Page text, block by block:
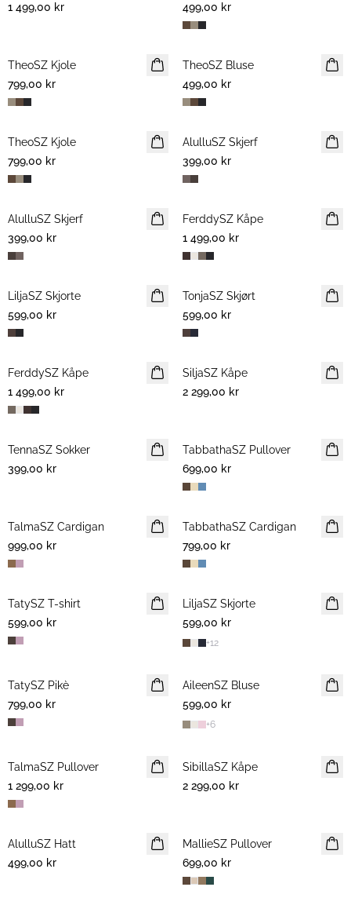
1 499,00 kr
499,00 kr
NYHET
TheoSZ Kjole
799,00 kr
NYHET
TheoSZ Bluse
499,00 kr
NYHET
TheoSZ Kjole
799,00 kr
NYHET
AlulluSZ Skjerf
399,00 kr
NYHET
AlulluSZ Skjerf
399,00 kr
NYHET
FerddySZ Kåpe
1 499,00 kr
NYHET
LiljaSZ Skjorte
599,00 kr
NYHET
TonjaSZ Skjørt
599,00 kr
NYHET
FerddySZ Kåpe
1 499,00 kr
NYHET
SiljaSZ Kåpe
2 299,00 kr
NYHET
TennaSZ Sokker
399,00 kr
NYHET
TabbathaSZ Pullover
699,00 kr
NYHET
TalmaSZ Cardigan
999,00 kr
NYHET
TabbathaSZ Cardigan
799,00 kr
NYHET
TatySZ T-shirt
599,00 kr
NYHET
LiljaSZ Skjorte
599,00 kr
+12
NYHET
TatySZ Pikè
799,00 kr
NYHET
AileenSZ Bluse
599,00 kr
+6
NYHET
TalmaSZ Pullover
1 299,00 kr
NYHET
SibillaSZ Kåpe
2 299,00 kr
NYHET
AlulluSZ Hatt
499,00 kr
NYHET
MallieSZ Pullover
699,00 kr